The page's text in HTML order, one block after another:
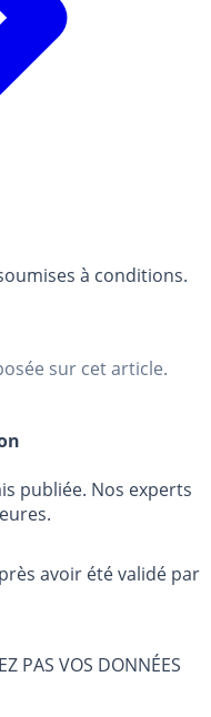
à conditions.
sur cet article.
publiée. Nos experts
avoir été validé par
PAS VOS DONNÉES